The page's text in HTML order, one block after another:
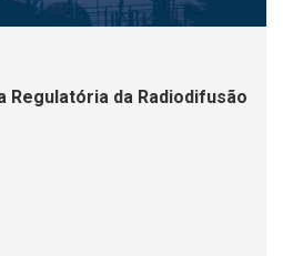
Regulatória da Radiodifusão